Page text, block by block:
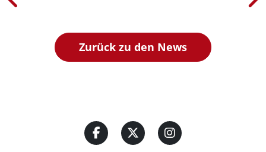
Zurück zu den News